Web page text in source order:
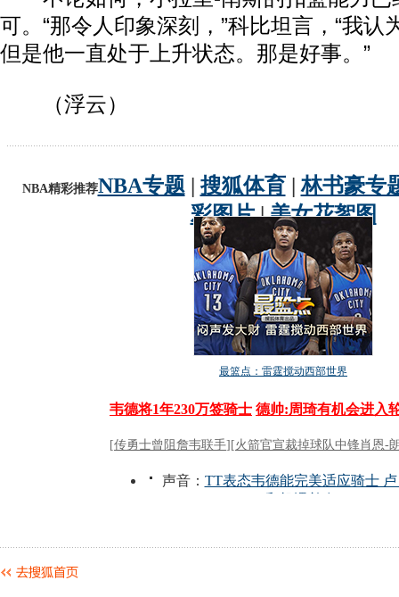
可。“那令人印象深刻，”科比坦言，“我认
但是他一直处于上升状态。那是好事。”
（浮云）